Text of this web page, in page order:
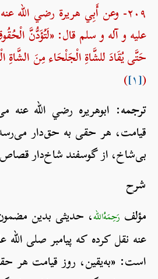
۲۰۹- وعن أَبِي هريرة رضي الله
علیه و آله و سلم قال: «لَتُؤَدُّنَّ
حَتَّى يُقَادَ للشَّاةِ الْجَلْحَاء مِنَ الشَّاةِ
([۱] )
ترجمه: ابوهریره رضي الله عنه
قیامت، هر حقی به حق‌دار
بی‌شاخ، از گوسفند شاخ‌دار
شرح
مؤلف رَحِمَهُ‌الله، حدیثی بدین مضمون
عنه نقل کرده که پیامبر صلی الله
است: «به‌یقین، روز قیامت هر